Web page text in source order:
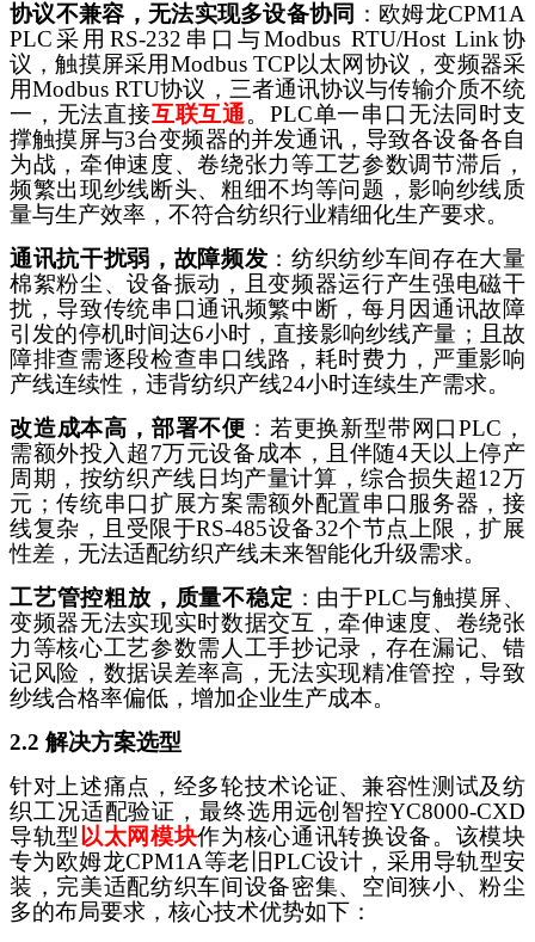
协议不兼容，无法实现多设备协同 ：欧姆龙CPM1A
PLC采用RS-232串口与Modbus RTU/Host Link协
议，触摸屏采用Modbus TCP以太网协议，变频器采
用Modbus RTU协议，三者通讯协议与传输介质不统
一，无法直接互联互通。 PLC单一串口无法同时支
撑触摸屏与3台变频器的并发通讯，导致各设备各自
为战，牵伸速度、卷绕张力等工艺参数调节滞后，
频繁出现纱线断头、粗细不均等问题，影响纱线质
量与生产效率，不符合纺织行业精细化生产要求。
通讯抗干扰弱，故障频发 ：纺织纺纱车间存在大量
棉絮粉尘、设备振动，且变频器运行产生强电磁干
扰，导致传统串口通讯频繁中断，每月因通讯故障
引发的停机时间达6小时，直接影响纱线产量；且故
障排查需逐段检查串口线路，耗时费力，严重影响
产线连续性，违背纺织产线24小时连续生产需求。
改造成本高，部署不便 ：若更换新型带网口PLC，
需额外投入超7万元设备成本，且伴随4天以上停产
周期，按纺织产线日均产量计算，综合损失超12万
元；传统串口扩展方案需额外配置串口服务器，接
线复杂，且受限于RS-485设备32个节点上限，扩展
性差，无法适配纺织产线未来智能化升级需求。
工艺管控粗放，质量不稳定 ：由于PLC与触摸屏、
变频器无法实现实时数据交互，牵伸速度、卷绕张
力等核心工艺参数需人工手抄记录，存在漏记、错
记风险，数据误差率高，无法实现精准管控，导致
纱线合格率偏低，增加企业生产成本。
2.2 解决方案选型
针对上述痛点，经多轮技术论证、兼容性测试及纺
织工况适配验证，最终选用远创智控YC8000-CXD
导轨型 以太网模块作为核心通讯转换设备。该模块
专为欧姆龙CPM1A等老旧PLC设计，采用导轨型安
装，完美适配纺织车间设备密集、空间狭小、粉尘
多的布局要求，核心技术优势如下：